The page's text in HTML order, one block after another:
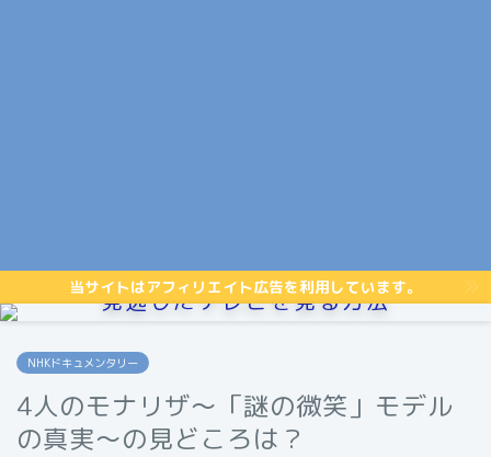
当サイトはアフィリエイト広告を利用しています。
見逃したテレビを見る方法
NHKドキュメンタリー
4人のモナリザ〜「謎の微笑」モデル
の真実〜の見どころは？